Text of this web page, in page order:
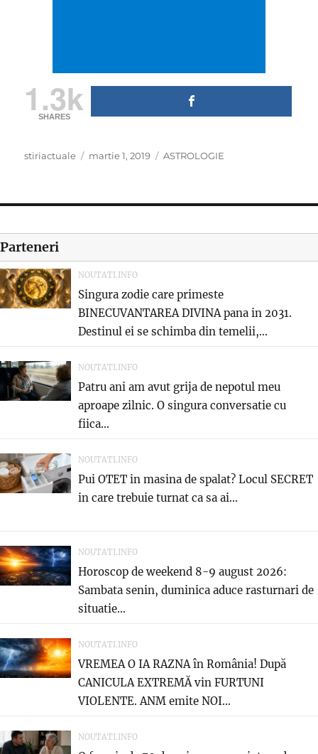
1.3k
SHARES
Author
stiriactuale
Posted
martie 1, 2019 Categories
ASTROLOGIE
Parteneri
NOUTATI.INFO
Singura zodie care primeste
BINECUVANTAREA DIVINA pana in 2031.
Destinul ei se schimba din temelii,...
NOUTATI.INFO
Patru ani am avut grija de nepotul meu
aproape zilnic. O singura conversatie cu
fiica...
NOUTATI.INFO
Pui OTET in masina de spalat? Locul SECRET
in care trebuie turnat ca sa ai...
NOUTATI.INFO
Horoscop de weekend 8-9 august 2026:
Sambata senin, duminica aduce rasturnari de
situatie…
NOUTATI.INFO
VREMEA O IA RAZNA în România! După
CANICULA EXTREMĂ vin FURTUNI
VIOLENTE. ANM emite NOI...
NOUTATI.INFO